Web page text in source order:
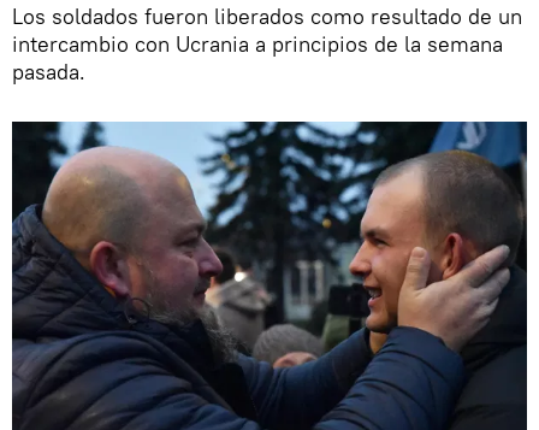
Los soldados fueron liberados como resultado de un
intercambio con Ucrania a principios de la semana
pasada.